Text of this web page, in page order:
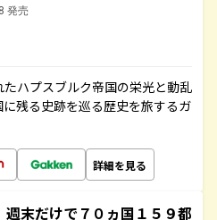
発売
たハプスブルク帝国の栄光と動乱
残る史跡を巡る歴史を旅するガ
詳細を見る
末だけで７０ヵ国１５９都